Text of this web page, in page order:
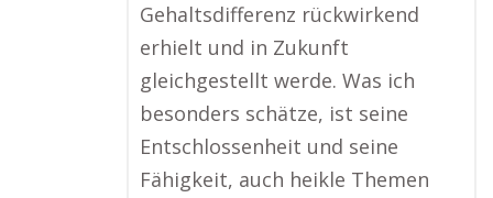
Gehaltsdifferenz rückwirkend
erhielt und in Zukunft
gleichgestellt werde. Was ich
besonders schätze, ist seine
Entschlossenheit und seine
Fähigkeit, auch heikle Themen